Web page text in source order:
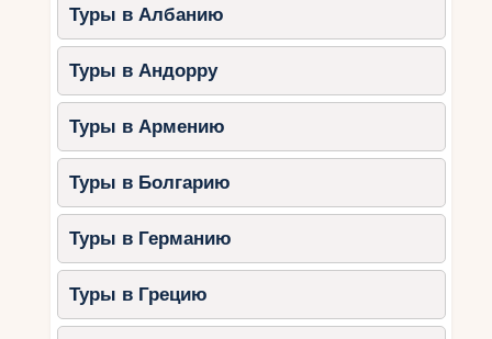
2. Солнечный берег
Солнечный берег — крупнейший курорт
Болгарии, который осенью становится тише, но
не менее привлекательным.
Особенности:
инфраструктурой.
Близость к историческому Несебру.
Широкий выбор отелей и ресторанов.
Туры в Албанию
Туры в Андорру
Туры в Армению
Туры в Болгарию
Туры в Германию
Туры в Грецию